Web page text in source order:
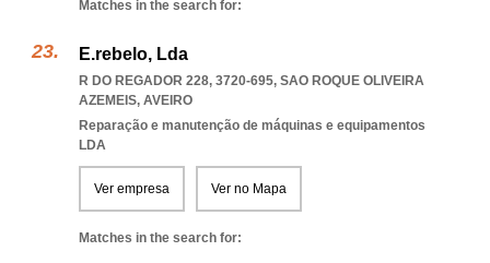
Matches in the search for:
E.rebelo, Lda
R DO REGADOR 228, 3720-695, SAO ROQUE OLIVEIRA
AZEMEIS, AVEIRO
Reparação e manutenção de máquinas e equipamentos
LDA
Ver empresa Ver no Mapa
Matches in the search for: